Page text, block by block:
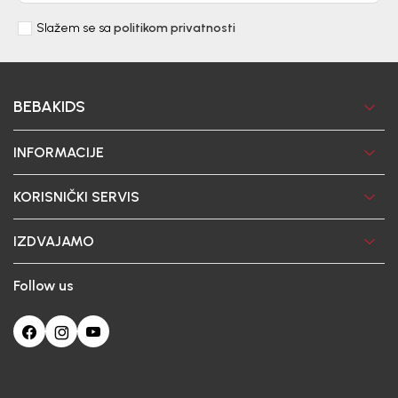
Slažem se sa politikom privatnosti
BEBAKIDS
INFORMACIJE
KORISNIČKI SERVIS
IZDVAJAMO
Follow us